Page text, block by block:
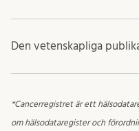
Den vetenskapliga
*Cancerregistret är ett
om hälsodataregister och